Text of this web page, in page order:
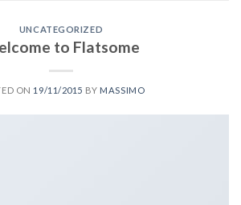
UNCATEGORIZED
to Flatsome
ON 19/11/2015 BY MASSIMO